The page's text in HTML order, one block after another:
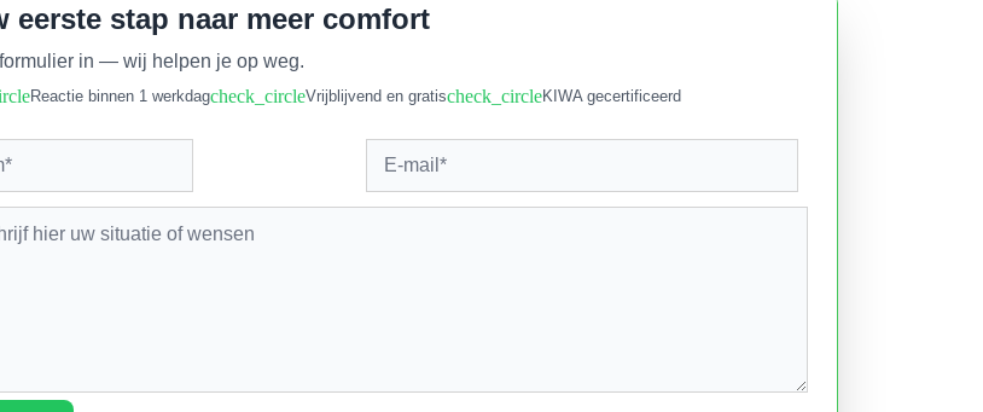
eerste stap naar meer comfort
in — wij helpen je op weg.
Reactie binnen 1 werkdagcheck_circleVrijblijvend en gratischeck_circleKIWA gecertificeerd